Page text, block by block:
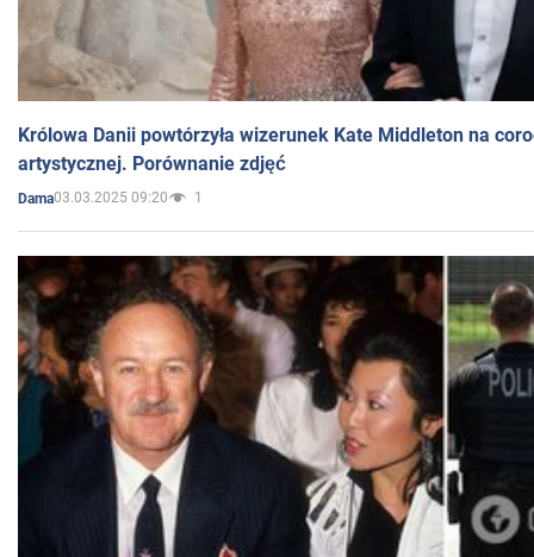
Królowa Danii powtórzyła wizerunek Kate Middleton na
artystycznej. Porównanie zdjęć
Dama03.03.2025 09:20 1